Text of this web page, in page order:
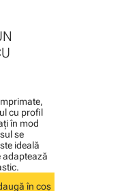
cu profil
în mod
se
ideală
adaptează
în coș